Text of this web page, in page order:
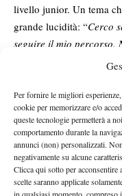
Per fornire le migliori
cookie per memorizzare e/o
queste tecnologie permetterà a
comportamento durante la
annunci (non) personalizzati.
negativamente su alcune
Clicca qui sotto per acconsentire
scelte saranno applicate
in qualsiasi momento,
livello junior. Un tema
grande lucidità: “Cerco
seguire il mio percorso.
alleno e quando gioco.
bene”.
Cinà ha poi parlato
tennis italiano, oggi
circuito: “In Italia ci
aspetta sempre che
lavorerò per arrivarci,